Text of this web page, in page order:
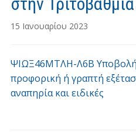
15 Ιανουαρίου 2023
ΨΙΩΞ46ΜΤΛΗ-Λ6Β Υποβολή
προφορική ή γραπτή
αναπηρία και ειδικές